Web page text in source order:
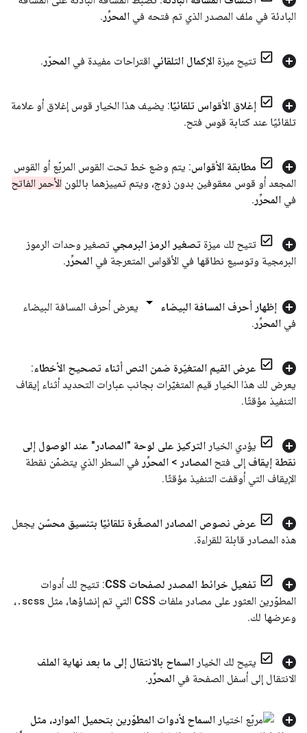
البادئة في ملف المصدر الذي تم فتحه في المحرِّر .
تتيح ميزة الإكمال التلقائي اقتراحات مفيدة في المحرّر .
إغلاق الأقواس تلقائيًا: يضيف هذا الخيار قوس إغلاق أو علامة
تلقائيًا عند كتابة قوس فتح.
مطابقة الأقواس: يتم وضع خط تحت القوس المربّع أو القوس
المجعد أو قوس معقوفين بدون زوج، ويتم تمييزهما باللون الأحمر الفاتح
في المحرِّر .
تتيح لك ميزة تصغير الرمز البرمجي تصغير وحدات الرموز
البرمجية وتوسيع نطاقها في الأقواس المتعرجة في المحرِّر .
إظهار أحرف المسافة البيضاء
يعرض أحرف المسافة البيضاء
في المحرِّر .
عرض القيم المتغيّرة ضمن النص أثناء تصحيح الأخطاء:
يعرض لك هذا الخيار قيم المتغيّرات بجانب عبارات التحديد أثناء إيقاف
التنفيذ مؤقتًا.
يؤدي الخيار التركيز على لوحة "المصادر" عند الوصول إلى
نقطة إيقاف إلى فتح المصادر > المحرِّر في السطر الذي يتضمّن نقطة
الإيقاف التي أوقفت التنفيذ مؤقتًا.
عرض نصوص المصادر المصغّرة تلقائيًا بتنسيق محسّن يجعل
هذه المصادر قابلة للقراءة.
تفعيل خرائط المصدر لصفحات CSS
: تتيح لك أدوات
المطوّرين العثور على مصادر ملفات CSS التي تم إنشاؤها، مثل
.scss ،
وعرضها لك.
يتيح لك الخيار السماح بالانتقال إلى ما بعد نهاية الملف
الانتقال إلى أسفل الصفحة في المحرِّر .
السماح لأدوات المطوّرين بتحميل الموارد، مثل